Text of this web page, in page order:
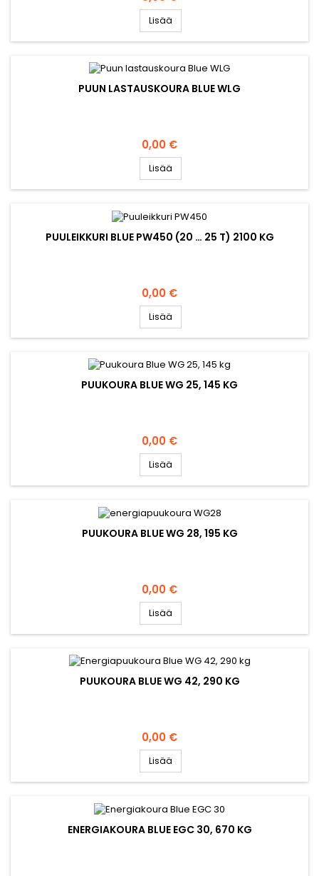
Lisää
PUUN LASTAUSKOURA BLUE WLG
Hinta
0,00 €
Lisää
PUULEIKKURI BLUE PW450 (20 … 25 T) 2100 KG
Hinta
0,00 €
Lisää
PUUKOURA BLUE WG 25, 145 KG
Hinta
0,00 €
Lisää
PUUKOURA BLUE WG 28, 195 KG
Hinta
0,00 €
Lisää
PUUKOURA BLUE WG 42, 290 KG
Hinta
0,00 €
Lisää
ENERGIAKOURA BLUE EGC 30, 670 KG